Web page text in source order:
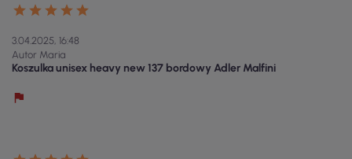
3.04.2025, 16:48
Autor Maria
Koszulka unisex heavy new 137 bordowy Adler Malfini